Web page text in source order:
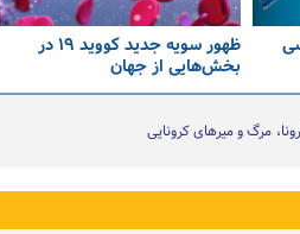
ظهور سویه جدید کووید ۱۹ در
بخش‌هایی از جهان
مرگ و میرهای کرونایی